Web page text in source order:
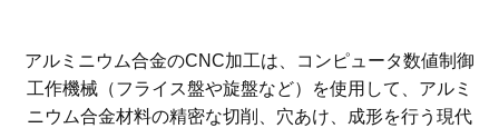
アルミニウム合金のCNC加工は、コンピュータ数値制御
工作機械（フライス盤や旋盤など）を使用して、アルミ
ニウム合金材料の精密な切削、穴あけ、成形を行う現代